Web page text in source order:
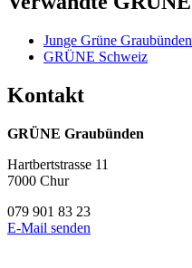
Junge Grüne Graubünden
GRÜNE Schweiz
Kontakt
GRÜNE Graubünden
Hartbertstrasse 11
7000 Chur
079 901 83 23
E-Mail senden